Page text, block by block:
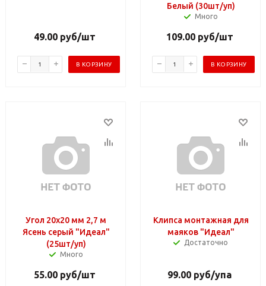
49.00 руб/шт
В КОРЗИНУ
Белый (30шт/уп)
Много
109.00руб/шт
В КОРЗИНУ
Угол 20х20 мм 2,7 м
Ясень серый "Идеал"
(25шт/уп)
Много
55.00 руб/шт
Клипса монтажная для
маяков "Идеал"
Достаточно
99.00 руб/упа